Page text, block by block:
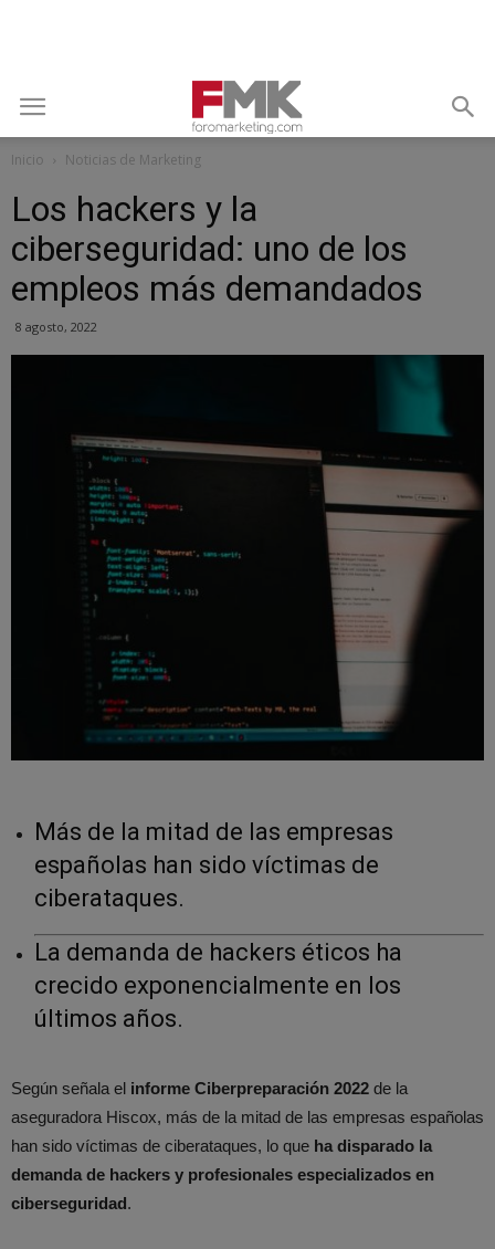
Inicio Noticias de Marketing
Los hackers y la
ciberseguridad: uno de los
empleos más demandados
8 agosto, 2022
Más de la mitad de las empresas
españolas han sido víctimas de
ciberataques.
La demanda de hackers éticos ha
crecido exponencialmente en los
últimos años.
Según señala el informe Ciberpreparación 2022 de la
aseguradora Hiscox, más de la mitad de las empresas españolas
han sido víctimas de ciberataques, lo que ha disparado la
demanda de hackers y profesionales especializados en
ciberseguridad.